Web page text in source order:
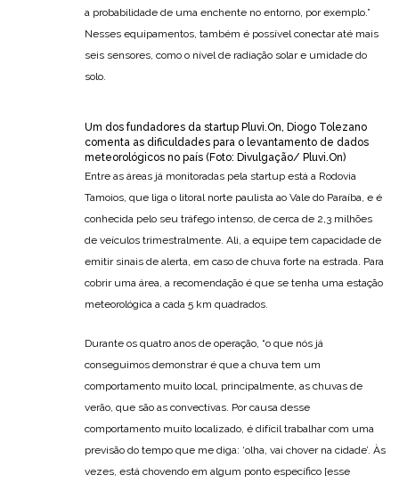
a probabilidade de uma enchente no entorno, por exemplo.”
Nesses equipamentos, também é possível conectar até mais
seis sensores, como o nível de radiação solar e umidade do
solo.
Um dos fundadores da startup Pluvi.On, Diogo Tolezano
comenta as dificuldades para o levantamento de dados
meteorológicos no país (Foto: Divulgação/ Pluvi.On)
Entre as áreas já monitoradas pela startup está a Rodovia
Tamoios, que liga o litoral norte paulista ao Vale do Paraíba, e é
conhecida pelo seu tráfego intenso, de cerca de 2,3 milhões
de veículos trimestralmente. Ali, a equipe tem capacidade de
emitir sinais de alerta, em caso de chuva forte na estrada. Para
cobrir uma área, a recomendação é que se tenha uma estação
meteorológica a cada 5 km quadrados.
Durante os quatro anos de operação, “o que nós já
conseguimos demonstrar é que a chuva tem um
comportamento muito local, principalmente, as chuvas de
verão, que são as convectivas. Por causa desse
comportamento muito localizado, é difícil trabalhar com uma
previsão do tempo que me diga: ‘olha, vai chover na cidade’. Às
vezes, está chovendo em algum ponto específico [esse